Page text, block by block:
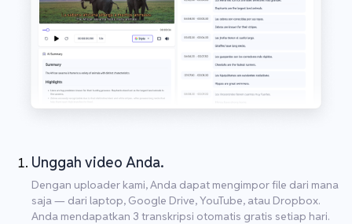
Unggah video Anda.
Dengan uploader kami, Anda dapat mengimpor file dari mana
saja — dari laptop, Google Drive, YouTube, atau Dropbox.
Anda mendapatkan 3 transkripsi otomatis gratis setiap hari.